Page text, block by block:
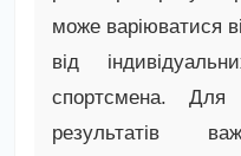
може варіюватися
від
спортсмена. Для
результатів